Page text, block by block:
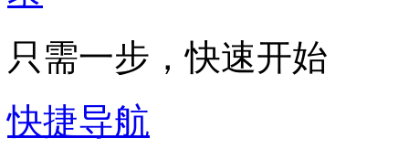
只需一步，快速开始
快捷导航